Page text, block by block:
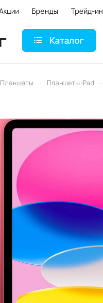
Бренды Трейд-ин
Каталог
Планшеты – Планшеты iPad –